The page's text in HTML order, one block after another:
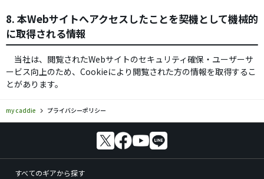
8. 本Webサイトへアクセスしたことを契機として機械的
に取得される情報
当社は、閲覧されたWebサイトのセキュリティ確保・ユーザーサ
ービス向上のため、Cookieにより閲覧された方の情報を取得するこ
とがあります。
my caddie プライバシーポリシー
すべてのギアから探す